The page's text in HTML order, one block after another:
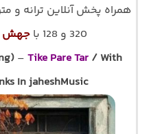
همراه پخش آنلاین ترانه و
320 و 128 با
جهش
– Tike Pare Tar / With
In jaheshMusic